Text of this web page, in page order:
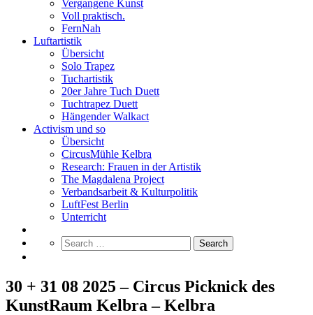
Vergangene Kunst
Voll praktisch.
FernNah
Luftartistik
Übersicht
Solo Trapez
Tuchartistik
20er Jahre Tuch Duett
Tuchtrapez Duett
Hängender Walkact
Activism und so
Übersicht
CircusMühle Kelbra
Research: Frauen in der Artistik
The Magdalena Project
Verbandsarbeit & Kulturpolitik
LuftFest Berlin
Unterricht
30 + 31 08 2025 – Circus Picknick des
KunstRaum Kelbra – Kelbra